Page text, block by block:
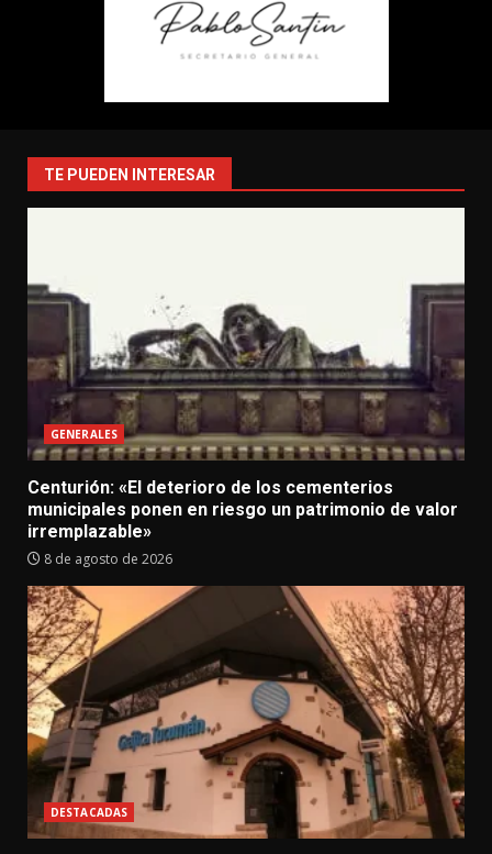
TE PUEDEN INTERESAR
GENERALES
Centurión: «El deterioro de los cementerios
municipales ponen en riesgo un patrimonio de valor
irremplazable»
8 de agosto de 2026
DESTACADAS